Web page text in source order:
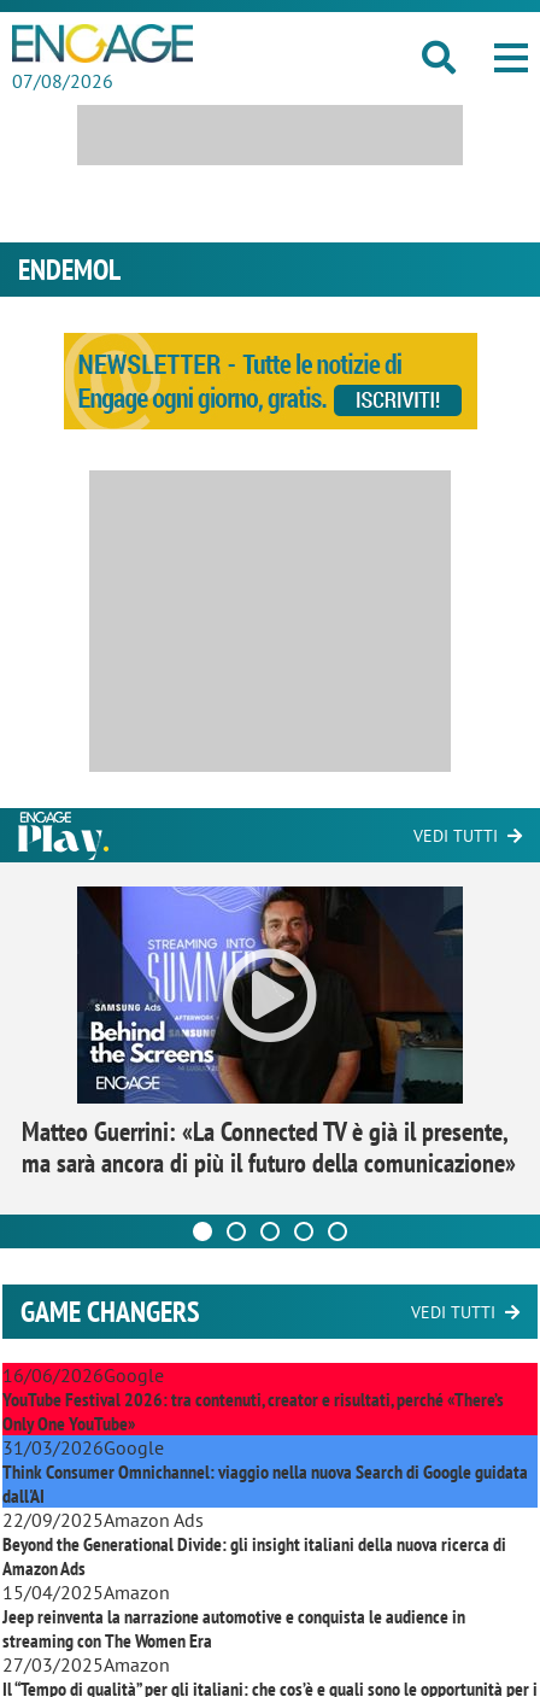
07/08/2026
ENDEMOL
VEDI TUTTI
Matteo Guerrini: «La Connected TV è già il presente,
ma sarà ancora di più il futuro della comunicazione»
GAME CHANGERS VEDI TUTTI
16/06/2026Google
YouTube Festival 2026: tra contenuti, creator e risultati, perché «There’s
Only One YouTube»
31/03/2026Google
Think Consumer Omnichannel: viaggio nella nuova Search di Google guidata
dall'AI
22/09/2025Amazon Ads
Beyond the Generational Divide: gli insight italiani della nuova ricerca di
Amazon Ads
15/04/2025Amazon
Jeep reinventa la narrazione automotive e conquista le audience in
streaming conThe Women Era
27/03/2025Amazon
Il “Tempo di qualità” per gli italiani: che cos’è e quali sono le opportunità per i